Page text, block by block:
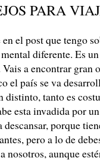
PARA
el post que tengo
diferente. Es
a encontrar gran
el país se va
distinto, tanto es
esta invadida por
descansar, porque
pero a lo de
nosotros, aunque